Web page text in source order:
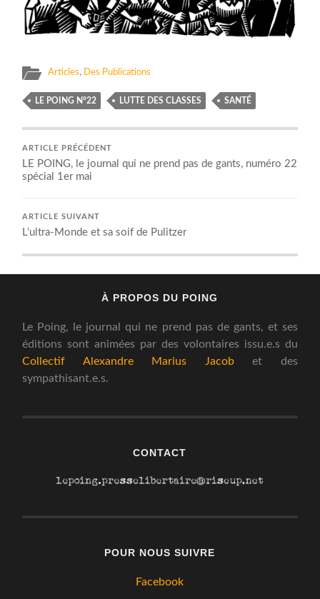
Articles, Des Publications
LE POING N°22 LUTTE DES CLASSES SANTÉ
ARTICLE PRÉCÉDENT
LE POING, le journal qui ne prend pas de gants, numéro 22
spécial 1er mai
ARTICLE SUIVANT
L’ultra-Monde et sa soif de Pulitzer
À PROPOS DU POING
Le Poing, le journal qui ne prend pas de gants, et ses
éditions sont animées par des volontaires issu.e.s du
Collectif Alexandre Marius Jacobet des
sympathisant.e.s.
CONTACT
POUR NOUS SUIVRE
Facebook